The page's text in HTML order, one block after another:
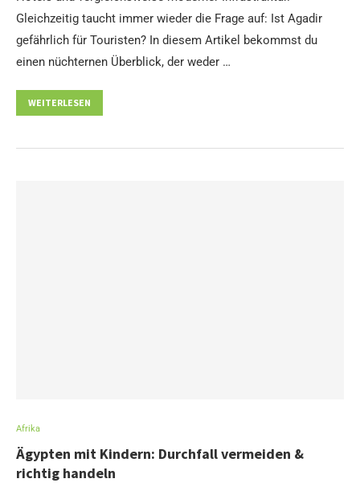
Gleichzeitig taucht immer wieder die Frage auf: Ist Agadir
gefährlich für Touristen? In diesem Artikel bekommst du
einen nüchternen Überblick, der weder …
WEITERLESEN
Afrika
Ägypten mit Kindern: Durchfall vermeiden &
richtig handeln